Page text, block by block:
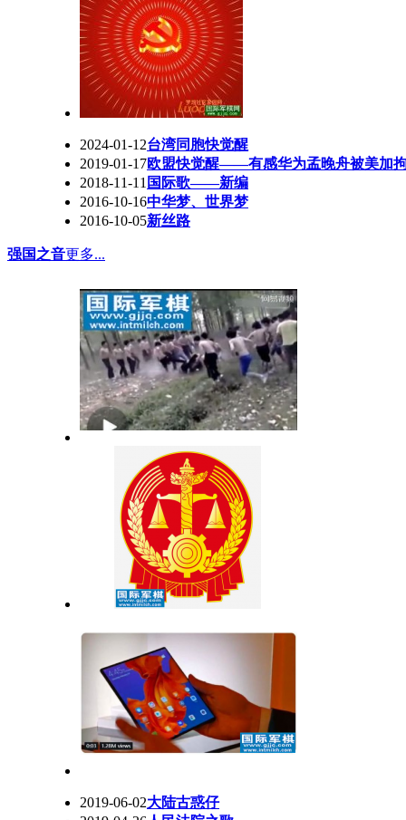
2024-01-12台湾同胞快觉醒
2019-01-17欧盟快觉醒——有感华为孟晚舟被美加
2018-11-11 国际歌——新编
2016-10-16中华梦、世界梦
2016-10-05新丝路
强国之音更多...
2019-06-02大陆古惑仔